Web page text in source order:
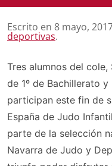
Escrito en 8 mayo,
deportivas.
Tres alumnos del
de 1º de Bachillerato y
participan este fin de
España de Judo
parte de la selección
Navarra de Judo y